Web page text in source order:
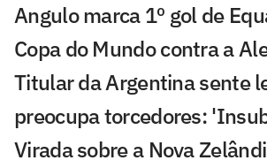
Angulo marca 1º gol de
Copa do Mundo contra a
Titular da Argentina sente
preocupa torcedores:
Virada sobre a Nova